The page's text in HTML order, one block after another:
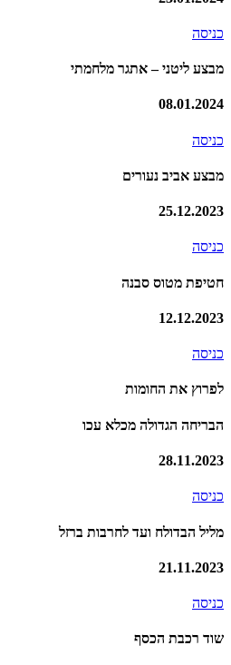
כניסה
מבצע ליטני – אתגר מלחמתי
08.01.2024
כניסה
מבצע אביב נעורים
25.12.2023
כניסה
חטיפת מטוס סבנה
12.12.2023
כניסה
לפרוץ את החומות
הבריחה הגדולה מכלא עכו
28.11.2023
כניסה
מליל הבדולח ועד לחרבות ברזל
21.11.2023
כניסה
שוד רכבת הכסף